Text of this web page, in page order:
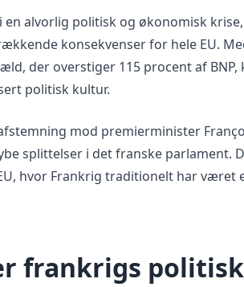
en alvorlig politisk og økonomisk
konsekvenser for hele EU.
der overstiger 115 procent af
politisk kultur.
mod premierminister
splittelser i det franske parlament.
hvor Frankrig traditionelt har
frankrigs